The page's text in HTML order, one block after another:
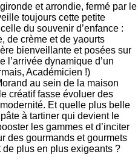
et arrondie, fermé par le
toujours cette petite
du souvenir d’enfance :
de crème et de yaourts
bienveillante et posées sur
l’arrivée dynamique d’un
Académicien !)
au sein de la maison
créatif fasse évoluer des
Et quelle plus belle
à tartiner qui devient le
les gammes et d’inciter
des gourmands et gourmets
plus en plus exigeants ?